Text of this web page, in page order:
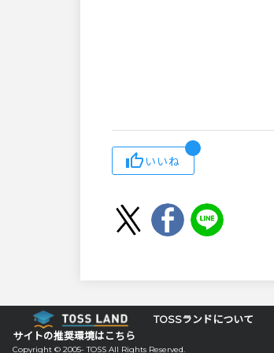
いいね
TOSSランドについて
サイトの推奨環境はこちら
Copyright © 2005- TOSS All Rights Reserved.